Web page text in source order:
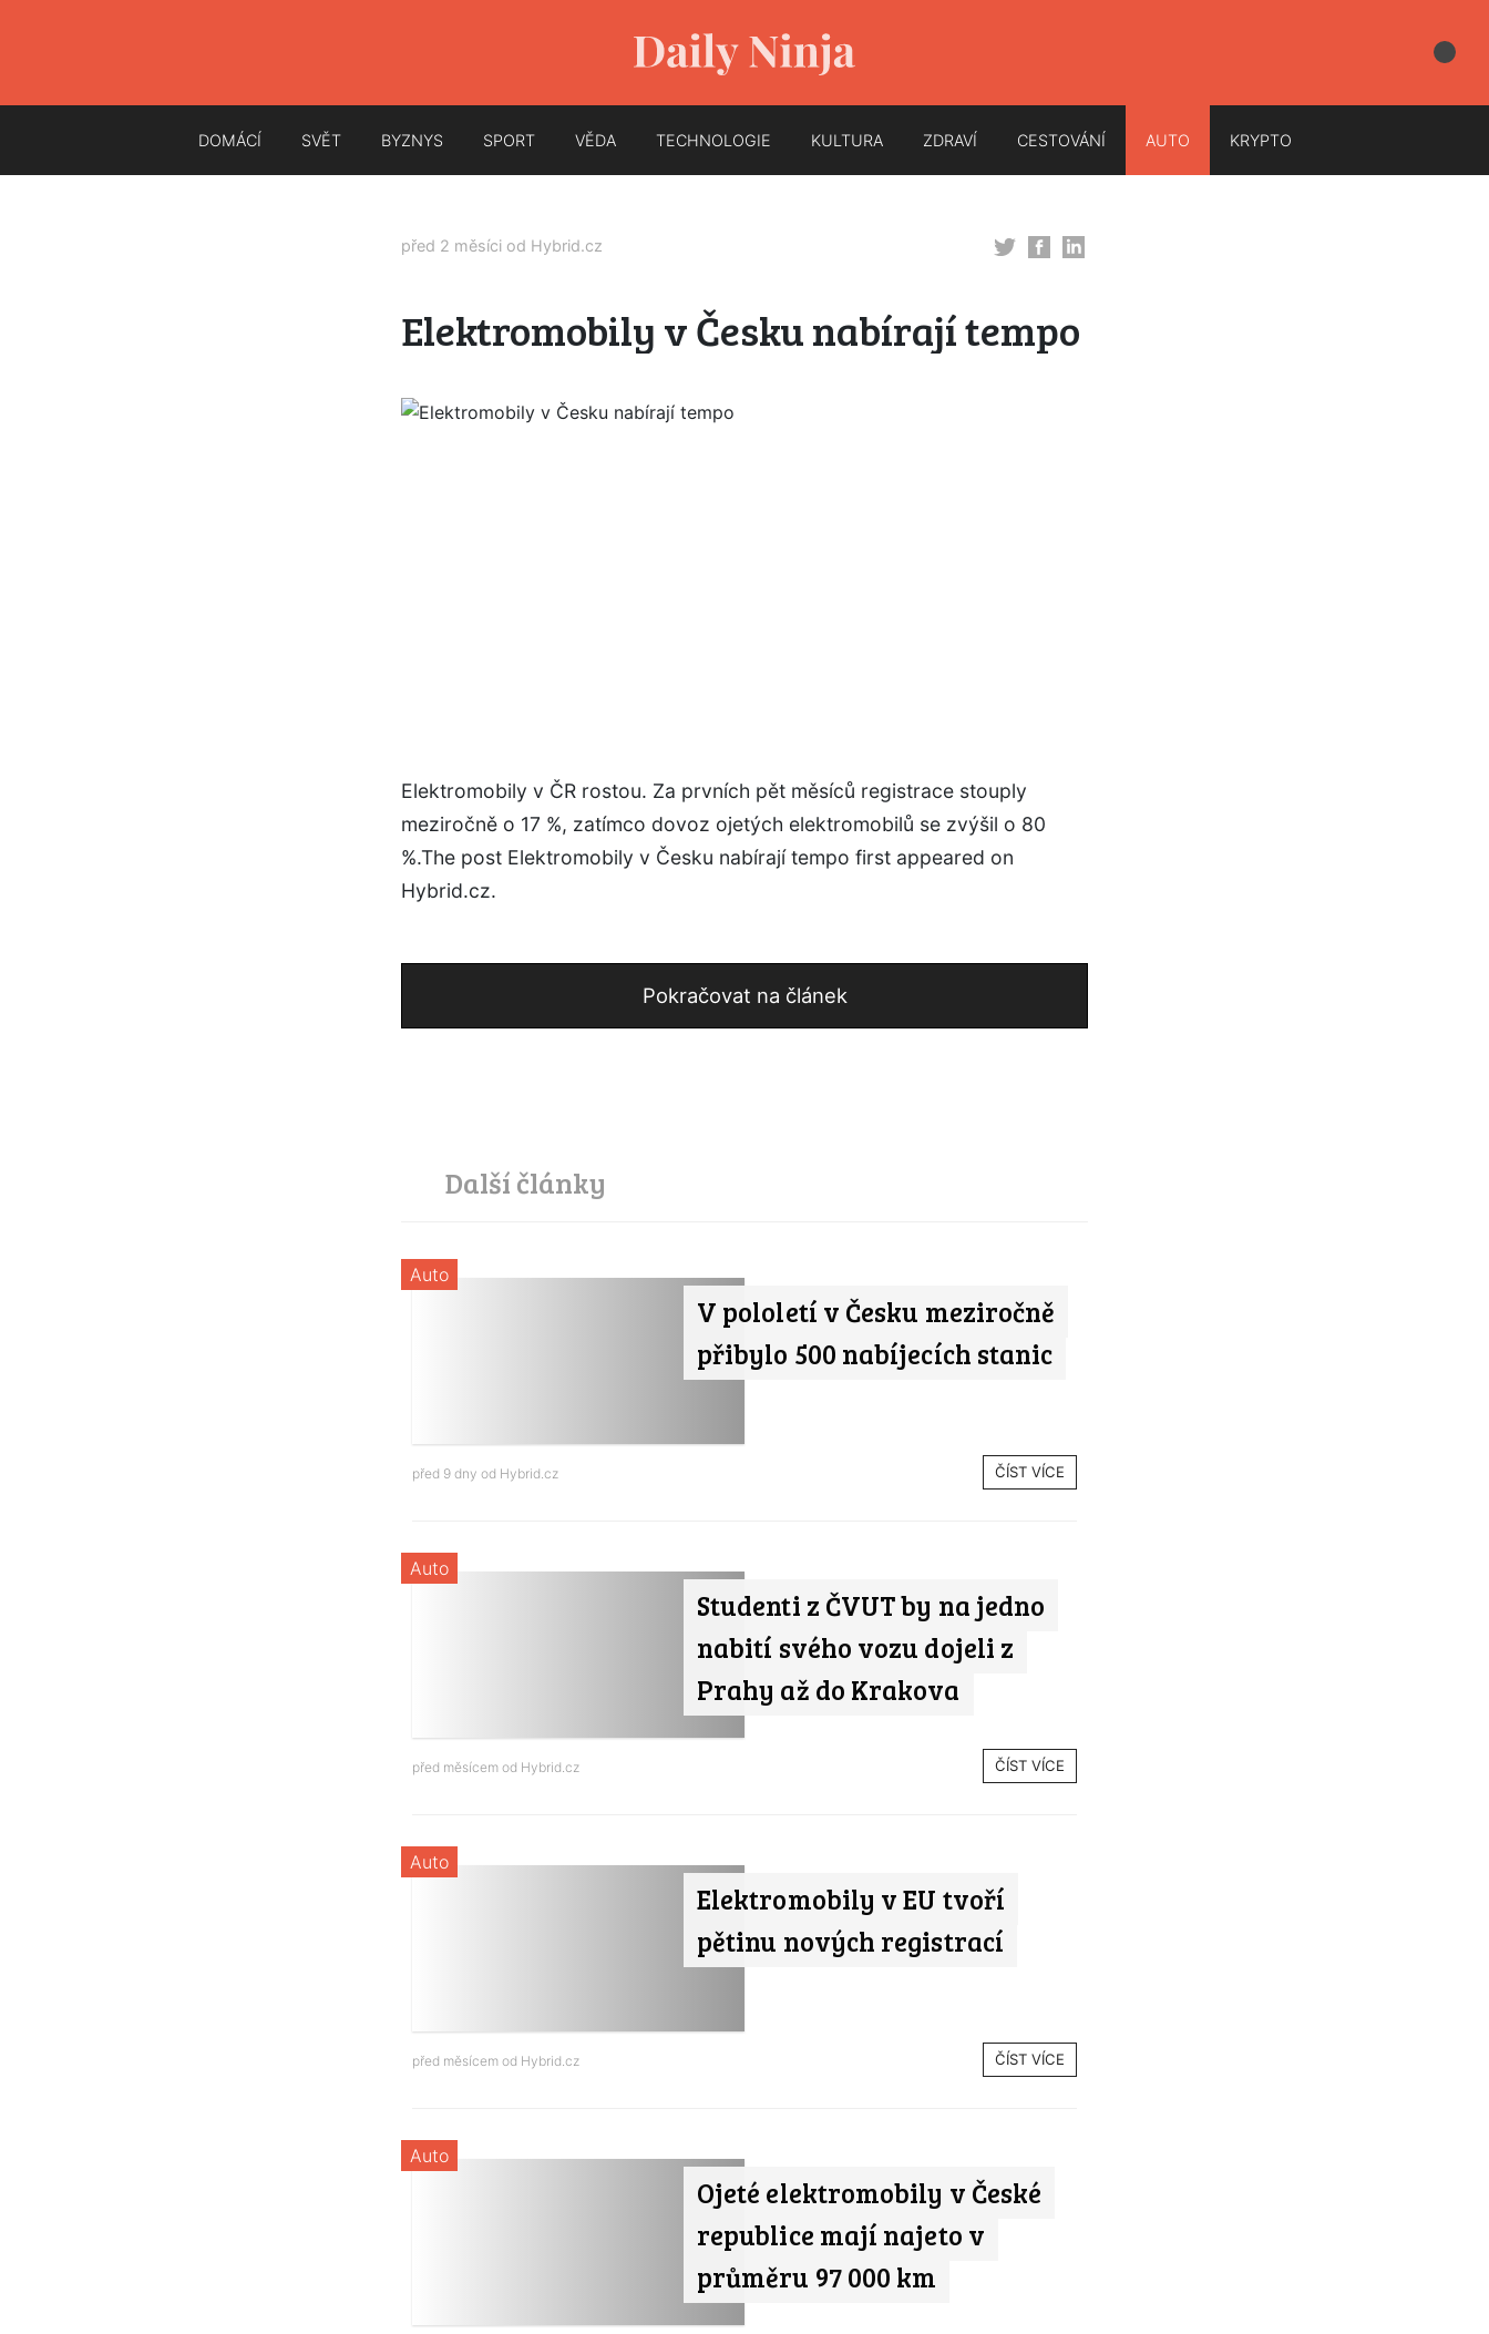
DOMÁCÍ SVĚT BYZNYS SPORT VĚDA TECHNOLOGIE KULTURA ZDRAVÍ CESTOVÁNÍ AUTO KRYPTO
před 2 měsíci od Hybrid.cz
Elektromobily v Česku nabírají tempo
Elektromobily v ČR rostou. Za prvních pět měsíců registrace stouply
meziročně o 17 %, zatímco dovoz ojetých elektromobilů se zvýšil o 80
%.The post Elektromobily v Česku nabírají tempo first appeared on
Hybrid.cz.
Pokračovat na článek
Další články
V pololetí v Česku meziročně
přibylo 500 nabíjecích stanic
Auto
před 9 dny od Hybrid.cz ČÍST VÍCE
Studenti z ČVUT by na jedno
nabití svého vozu dojeli z
Prahy až do Krakova
Auto
před měsícem od Hybrid.cz ČÍST VÍCE
Elektromobily v EU tvoří
pětinu nových registrací
Auto
před měsícem od Hybrid.cz ČÍST VÍCE
Ojeté elektromobily v České
republice mají najeto v
průměru 97 000 km
Auto